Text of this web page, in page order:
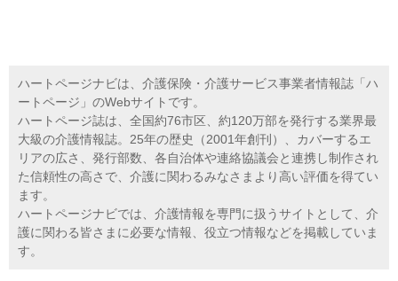
ハートページナビは、介護保険・介護サービス事業者情報誌「ハ
ートページ」のWebサイトです。
ハートページ誌は、全国約76市区、約120万部を発行する業界最
大級の介護情報誌。25年の歴史（2001年創刊）、カバーするエ
リアの広さ、発行部数、各自治体や連絡協議会と連携し制作され
た信頼性の高さで、介護に関わるみなさまより高い評価を得てい
ます。
ハートページナビでは、介護情報を専門に扱うサイトとして、介
護に関わる皆さまに必要な情報、役立つ情報などを掲載していま
す。